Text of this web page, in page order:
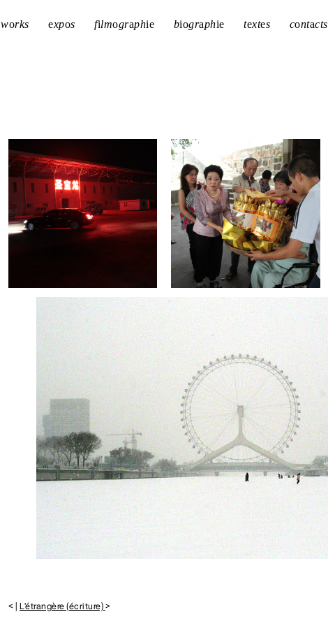
works expos filmographie biographie textes contacts
< | L’étrangère (écriture) >